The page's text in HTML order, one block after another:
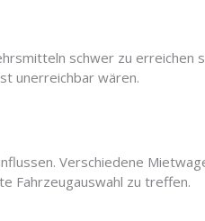
schwer zu erreichen
unerreichbar wären.
Verschiedene
Fahrzeugauswahl zu treffen.